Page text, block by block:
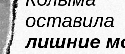
лишние